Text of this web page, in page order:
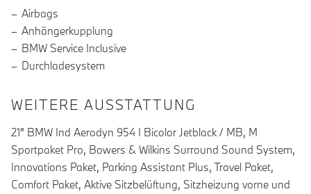
Airbags
Anhängerkupplung
BMW Service Inclusive
Durchladesystem
WEITERE AUSSTATTUNG
21" BMW Ind Aerodyn 954 I Bicolor Jetblack / MB, M
Sportpaket Pro, Bowers & Wilkins Surround Sound System,
Innovations Paket, Parking Assistant Plus, Travel Paket,
Comfort Paket, Aktive Sitzbelüftung, Sitzheizung vorne und